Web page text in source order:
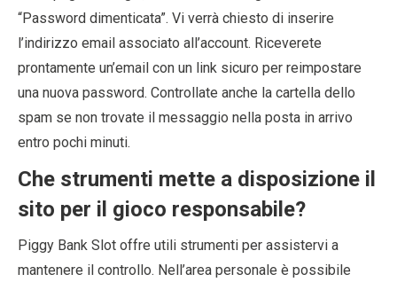
“Password dimenticata”. Vi verrà chiesto di inserire
l’indirizzo email associato all’account. Riceverete
prontamente un’email con un link sicuro per reimpostare
una nuova password. Controllate anche la cartella dello
spam se non trovate il messaggio nella posta in arrivo
entro pochi minuti.
Che strumenti mette a disposizione il
sito per il gioco responsabile?
Piggy Bank Slot offre utili strumenti per assistervi a
mantenere il controllo. Nell’area personale è possibile